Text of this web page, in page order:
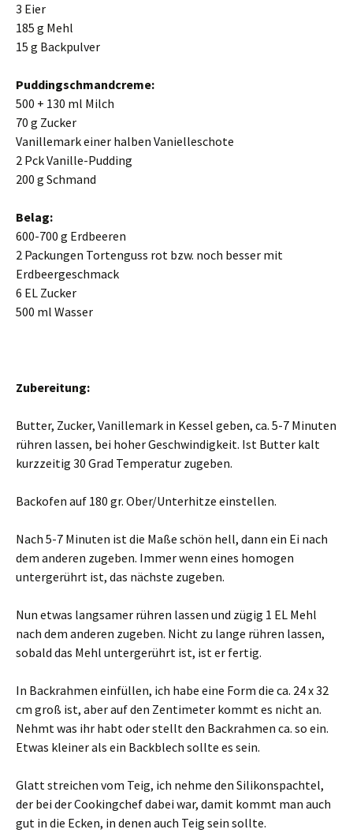
3 Eier
185 g Mehl
15 g Backpulver
Puddingschmandcreme:
500 + 130 ml Milch
70 g Zucker
Vanillemark einer halben Vanielleschote
2 PckVanille-Pudding
200 g Schmand
Belag:
600-700 g Erdbeeren
2 Packungen Tortenguss rot bzw. noch besser mit
Erdbeergeschmack
6 EL Zucker
500 ml Wasser
Zubereitung:
Butter, Zucker, Vanillemark in Kessel geben, ca. 5-7 Minuten
rühren lassen, bei hoher Geschwindigkeit. Ist Butter kalt
kurzzeitig 30 Grad Temperatur zugeben.
Backofen auf 180 gr. Ober/Unterhitze einstellen.
Nach 5-7 Minuten ist die Maße schön hell, dann ein Ei nach
dem anderen zugeben. Immer wenn eines homogen
untergerührt ist, das nächste zugeben.
Nun etwas langsamer rühren lassen und zügig 1 EL Mehl
nach dem anderen zugeben. Nicht zu lange rühren lassen,
sobald das Mehl untergerührt ist, ist er fertig.
In Backrahmen einfüllen, ich habe eine Form die ca. 24 x 32
cm groß ist, aber auf den Zentimeter kommt es nicht an.
Nehmt was ihr habt oder stellt den Backrahmen ca. so ein.
Etwas kleiner als ein Backblech sollte es sein.
Glatt streichen vom Teig, ich nehme den Silikonspachtel,
der bei der Cookingchef dabei war, damit kommt man auch
gut in die Ecken, in denen auch Teig sein sollte.